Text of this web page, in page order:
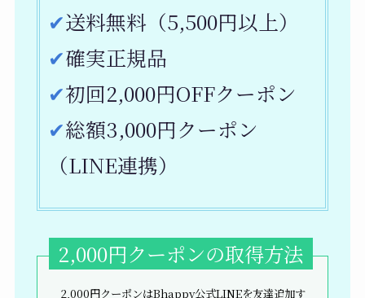
✔︎送料無料（5,500円以上）
✔︎確実正規品
✔︎初回2,000円OFFクーポン
✔︎総額3,000円クーポン
（LINE連携）
2,000円クーポンの取得方法
2,000円クーポンはBhappy公式LINEを友達追加す